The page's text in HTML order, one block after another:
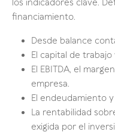
los indicadores clave.
financiamiento.
Desde balance
El capital de
El EBITDA, el
empresa.
El endeudamiento
La rentabilidad
exigida por el